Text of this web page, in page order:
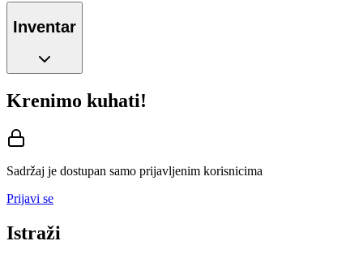
Inventar
Krenimo kuhati!
Sadržaj je dostupan samo prijavljenim korisnicima
Prijavi se
Istraži